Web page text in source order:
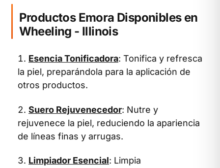
Productos Emora Disponibles en
Wheeling - Illinois
Esencia Tonificadora: Tonifica y refresca
la piel, preparándola para la aplicación de
otros productos.
Suero Rejuvenecedor: Nutre y
rejuvenece la piel, reduciendo la apariencia
de líneas finas y arrugas.
Limpiador Esencial: Limpia